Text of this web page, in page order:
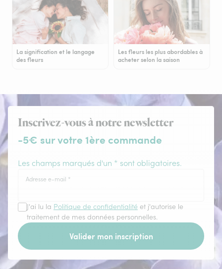
La signification et le langage
des fleurs
Les fleurs les plus abordables à
acheter selon la saison
Inscrivez-vous à notre newsletter
-5€ sur votre 1ère commande
Les champs marqués d'un * sont obligatoires.
Adresse e-mail *
J'ai lu la Politique de confidentialité et j'autorise le
traitement de mes données personnelles.
Valider mon inscription